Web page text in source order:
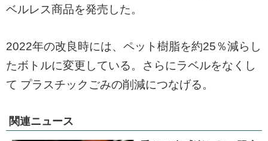
ベルレス商品を発売した。
2022年の改良時には、ペット樹脂を約25％減らし
たボトルに変更している。さらにラベルをなくし
て プラスチックごみの削減につなげる。
関連ニュース